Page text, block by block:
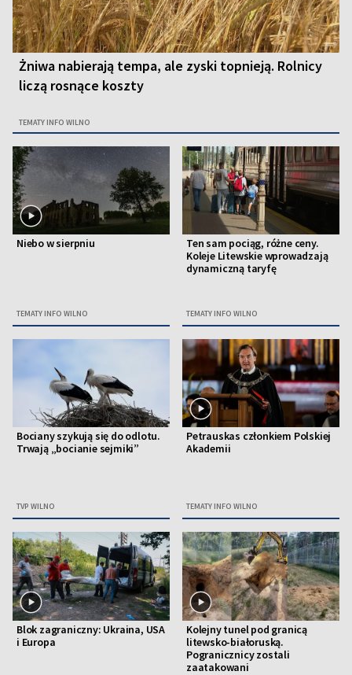
Żniwa nabierają tempa, ale zyski topnieją. Rolnicy
liczą rosnące koszty
TEMATY INFO WILNO
Niebo w sierpniu
TEMATY INFO WILNO
Ten sam pociąg, różne ceny.
Koleje Litewskie wprowadzają
dynamiczną taryfę
TEMATY INFO WILNO
Bociany szykują się do odlotu.
Trwają „bocianie sejmiki”
TVP WILNO
Petrauskas członkiem Polskiej
Akademii
TEMATY INFO WILNO
Blok zagraniczny: Ukraina, USA
i Europa
Kolejny tunel pod granicą
litewsko-białoruską.
Pogranicznicy zostali
zaatakowani